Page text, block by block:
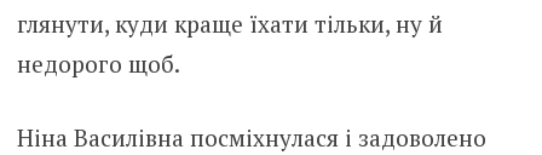
глянути, куди краще їхати тільки, ну й
недорого щоб.
Ніна Василівна посміхнулася і задоволено